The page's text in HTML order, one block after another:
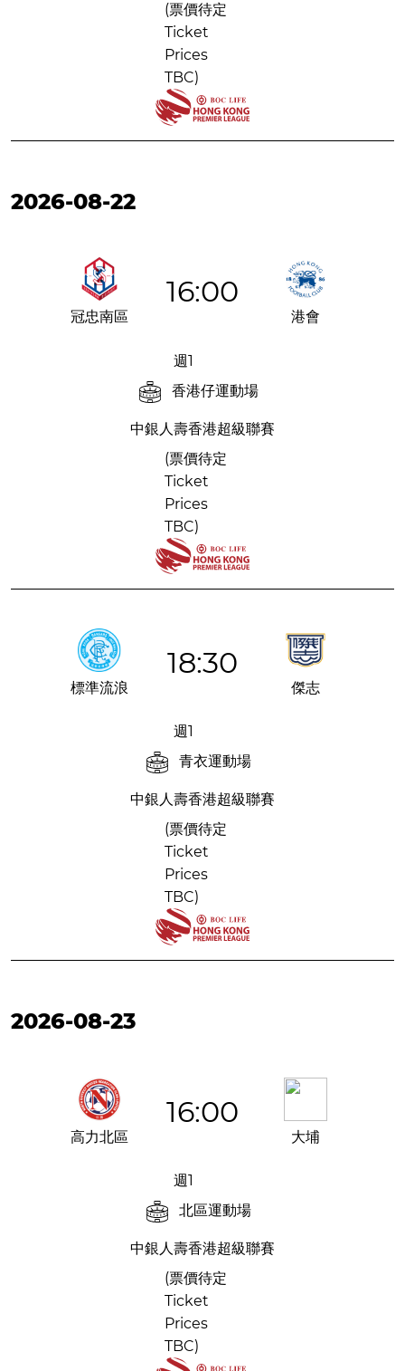
(票價待定
Ticket
Prices
TBC)
2026-08-22
16:00
冠忠南區 港會
週1
香港仔運動場
中銀人壽香港超級聯賽
(票價待定
Ticket
Prices
TBC)
18:30
標準流浪 傑志
週1
青衣運動場
中銀人壽香港超級聯賽
(票價待定
Ticket
Prices
TBC)
2026-08-23
16:00
高力北區 大埔
週1
北區運動場
中銀人壽香港超級聯賽
(票價待定
Ticket
Prices
TBC)